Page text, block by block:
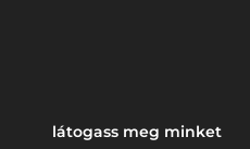
látogass meg minket